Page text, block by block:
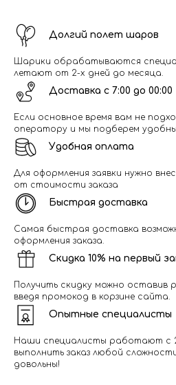
Долгий полет шаров
Шарики обрабатываются
летают от 2-х дней до месяца.
Доставка с 7:00 до 00:00
Если основное время вам не
оператору и мы подберем
Удобная оплата
Для оформления заявки нужно
от стоимости заказа
Быстрая доставка
Самая быстрая доставка
оформления заказа.
Скидка 10% на первый
Получить скидку можно оставив
введя промокод в корзине сайта.
Опытные специалисты
Наши специалисты работают с
выполнить заказ любой
довольны!